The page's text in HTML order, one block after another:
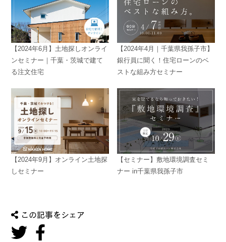
【2024年6月】土地探しオンライ
ンセミナー｜千葉・茨城で建て
る注文住宅
【2024年4月｜千葉県我孫子市】
銀行員に聞く！住宅ローンのベ
ストな組み方セミナー
【2024年9月】オンライン土地探
しセミナー
【セミナー】敷地環境調査セミ
ナー in千葉県我孫子市
この記事をシェア